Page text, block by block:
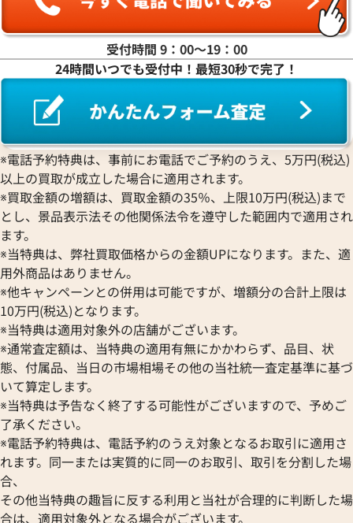
シャネル ピアス イヤリング
参考買取価格
2025年6月17日時点
シャネル ピアス
参考買取価格
2026年1月17日時
シャネル リボン リング
参考買取価格
26,000 円
2025年9月17日時点
シャネル リボン
参考買取価格
20,000円
2025年12月17日
受付時間 9：00〜19：00
24時間いつでも受付中！最短30秒で完了！
※電話予約特典は、事前にお電話でご予約のうえ、5万円(税込)
以上の買取が成立した場合に適用されます。
※買取金額の増額は、買取金額の35％、上限10万円(税込)まで
とし、景品表示法その他関係法令を遵守した範囲内で適用され
ます。
※当特典は、弊社買取価格からの金額UPになります。また、適
用外商品はありません。
※他キャンペーンとの併用は可能ですが、増額分の合計上限は
10万円(税込)となります。
※当特典は適用対象外の店舗がございます。
※通常査定額は、当特典の適用有無にかかわらず、品目、状
態、付属品、当日の市場相場その他の当社統一査定基準に基づ
いて算定します。
※当特典は予告なく終了する可能性がございますので、予めご
了承ください。
※電話予約特典は、電話予約のうえ対象となるお取引に適用さ
れます。同一または実質的に同一のお取引、取引を分割した場
合、
その他当特典の趣旨に反する利用と当社が合理的に判断した場
合は、適用対象外となる場合がございます。